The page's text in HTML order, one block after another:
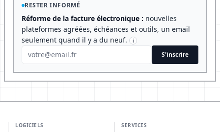
RESTER INFORMÉ
Réforme de la facture électronique : nouvelles
plateformes agréées, échéances et outils, un email
seulement quand il y a du neuf.
i
S'inscrire
LOGICIELS SERVICES